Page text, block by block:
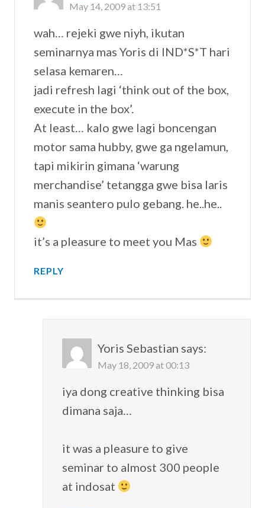
May 14, 2009 at 13:51
wah… rejeki gwe niyh, ikutan
seminarnya mas Yoris di IND*S*T hari
selasa kemaren…
jadi refresh lagi ‘think out of the box,
execute in the box’.
At least… kalo gwe lagi boncengan
motor sama hubby, gwe ga ngelamun,
tapi mikirin gimana ‘warung
merchandise’ tetangga gwe bisa laris
manis seantero pulo gebang. he..he..
it’s a pleasure to meet you Mas
REPLY
Yoris Sebastian says:
May 18, 2009 at 00:13
iya dong creative thinking bisa
dimana saja…
it was a pleasure to give
seminar to almost 300 people
at indosat